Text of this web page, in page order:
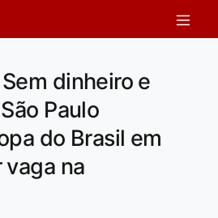
Sem dinheiro e
Paulo
do Brasil em
na